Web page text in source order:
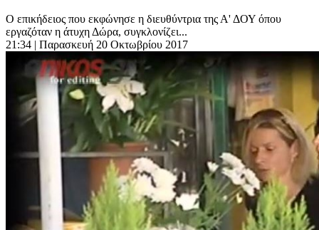
Ο επικήδειος που εκφώνησε η διευθύντρια της Α' ΔΟΥ όπου
εργαζόταν η άτυχη Δώρα, συγκλονίζει...
21:34 | Παρασκευή 20 Οκτωβρίου 2017